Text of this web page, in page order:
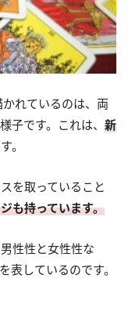
れているのは、両
子です。これは、 新
。
を取っていること
も持っています。
性性と女性性な
表しているのです。